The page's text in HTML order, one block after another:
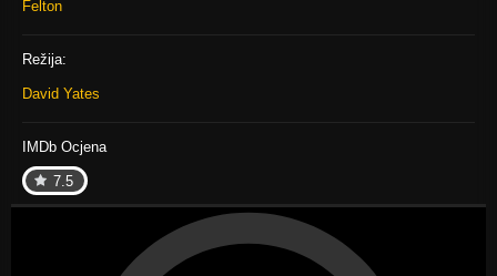
Felton
Režija:
David Yates
IMDb Ocjena
7.5